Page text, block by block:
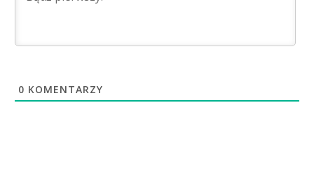
0 KOMENTARZY